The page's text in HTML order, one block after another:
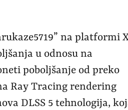
na platformi
u odnosu na
poboljšanje od preko
Ray Tracing rendering
DLSS 5 tehnologija,